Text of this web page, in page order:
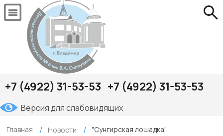
+7 (4922) 31-53-53 +7 (4922) 31-53-53
Версия для слабовидящих
Главная Новости "Сунгирская лошадка"